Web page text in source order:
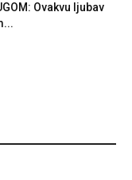
Ovakvu ljubav